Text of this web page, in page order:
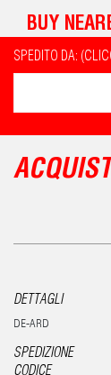
BUY
SPEDITO DA:
DETTAGLI
DE-ARD
SPEDIZIONE
CODICE